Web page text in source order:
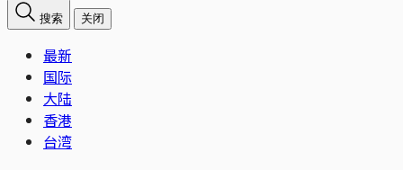
搜索 关闭
最新
国际
大陆
香港
台湾